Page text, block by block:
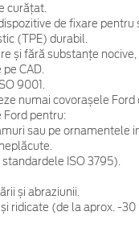
curățat.
de fixare
(TPE) durabil.
și fără substanțe nocive,
CAD.
9001.
numai covorașele
pentru:
sau pe ornamentele
ISO 3795).
și abraziunii.
ridicate (de la aprox. -30